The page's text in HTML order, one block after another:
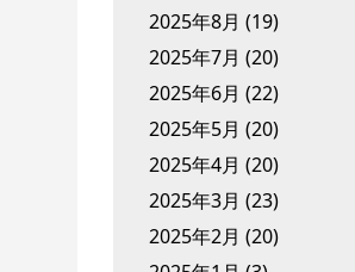
2025年8月 (19)
2025年7月 (20)
2025年6月 (22)
2025年5月 (20)
2025年4月 (20)
2025年3月 (23)
2025年2月 (20)